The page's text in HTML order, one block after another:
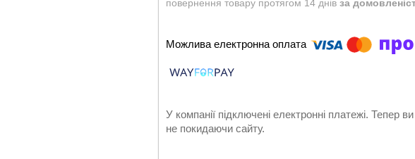
повернення товару протягом 14 днів за
У компанії підключені електронні платежі. Тепер
не покидаючи сайту.